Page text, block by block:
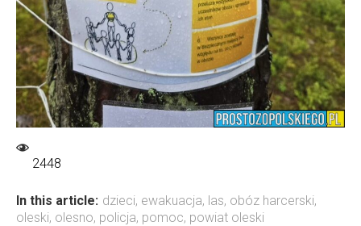
2448
In this article: dzieci, ewakuacja, las, obóz harcerski,
oleski, olesno, policja, pomoc, powiat oleski